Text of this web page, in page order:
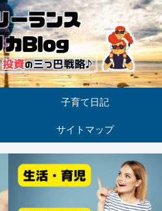
子育て日記
サイトマップ